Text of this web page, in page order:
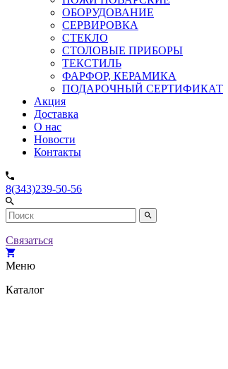
ОБОРУДОВАНИЕ
СЕРВИРОВКА
СТЕКЛО
СТОЛОВЫЕ ПРИБОРЫ
ТЕКСТИЛЬ
ФАРФОР, КЕРАМИКА
ПОДАРОЧНЫЙ СЕРТИФИКАТ
Акция
Доставка
О нас
Новости
Контакты
8(343)239-50-56
Связаться
Меню
Каталог